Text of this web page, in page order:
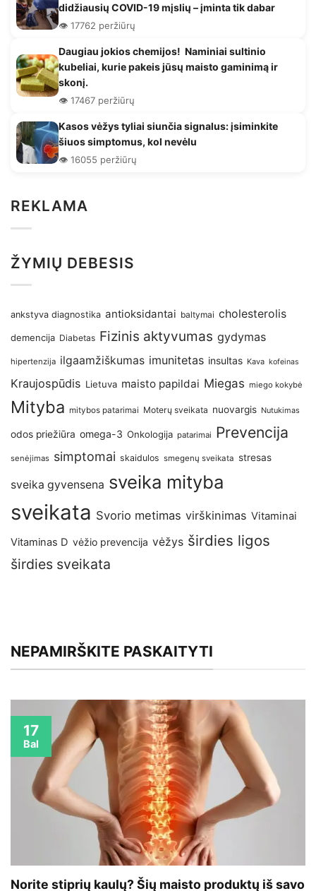
didžiausių COVID-19 mįslių – įminta tik dabar
👁️ 17762 peržiūrų
Daugiau jokios chemijos! Naminiai sultinio
kubeliai, kurie pakeis jūsų maisto gaminimą ir
skonį.
👁️ 17467 peržiūrų
Kasos vėžys tyliai siunčia signalus: įsiminkite
šiuos simptomus, kol nevėlu
👁️ 16055 peržiūrų
REKLAMA
ŽYMIŲ DEBESIS
ankstyva diagnostika antioksidantai baltymai cholesterolis
demencija Diabetas Fizinis aktyvumas gydymas
hipertenzija ilgaamžiškumas imunitetas insultas Kava kofeinas
Kraujospūdis Lietuva maisto papildai Miegas miego kokybė
Mityba mitybos patarimai Moterų sveikata nuovargis Nutukimas
odos priežiūra omega-3 Onkologija patarimai Prevencija
senėjimas simptomai skaidulos smegenų sveikata stresas
sveika gyvensena sveika mityba
sveikata Svorio metimas virškinimas Vitaminai
Vitaminas D vėžio prevencija vėžys širdies ligos
širdies sveikata
NEPAMIRŠKITE PASKAITYTI
Norite stiprių kaulų? Šių maisto produktų iš savo
17
Bal